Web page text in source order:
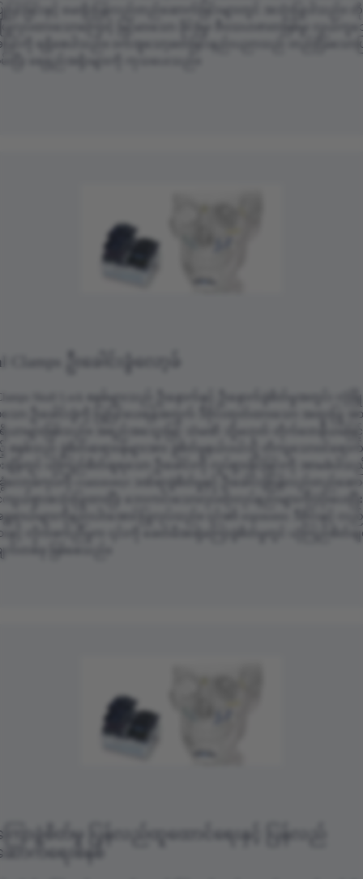
ပြုပြင်ခြင်းနှင့် မေးရိုးပြန်လည်တည်ဆောက်ခြင်းများတွင် အသုံးပြုပါသည်
ြုလုပ်ထားသောကြောင့် မြင့်မားသော ခိုင်ခံ့မှု၊ ဇီဝသဟဇာတဖြစ်မှု၊ လွယ်ကူ
င်ကို ရရှိစေပါသည်။ ဝက်အူသော့ခတ်ခြင်းနည်းပညာသည် တည်ငြိမ်သောပ
းပြီး ရေရှည်အရိုးများကို ကုသပေးသည်။
Clamps ဦးခေါင်းခွံလော့ခ်
ော ဦးခေါင်းခွံကို ပြုပြင်ပေးရန်အတွက် ဒီဇိုင်းထုတ်ထားသော အထူးပြု အ
ာများဖြစ်သည်။ အရည်အသွေးမြင့် သံမဏိ သို့မဟုတ် တိုက်တေနီယမ်ဖြင့်
စနစ်သည် ခွဲစိတ်ဆရာဝန်များအား ခွဲစိတ်မှုနယ်ပယ်သို့ တိကျသောဝင်ရော
းချိန်တွင် ယုံကြည်စိတ်ချရသော ဦးခေါင်းကို လှုပ်ရှားနိုင်ခြင်းကို အာမခံပါသ
းခွံလော့ခ်ကုပ်ကို craniotomy၊ ဒဏ်ရာခွဲစိတ်မှုနှင့် ဦးခေါင်းခွံပြန်လည်တည်ဆေ
ယ်စွာအသုံးပြုထားပြီး ဘေးကင်းသောလုပ်ထုံးလုပ်နည်းများကိုပံ့ပိုးပေးပြီ
တရာယ်များကိုနည်းပါးအောင်ပြုလုပ်သည်။ ၎င်း၏ ergonomic ဒီဇိုင်းနှင့်
ားနှင့် လိုက်ဖက်ညီမှုက ၎င်းကို ခေတ်မီအာရုံကြောခွဲစိတ်မှုတွင် ယုံကြည်စိတ်ခ
ျက်တစ်ခု ဖြစ်စေသည်။
ောခွဲစိတ်မှု ပြန်လည်ထူထောင်ရေးနှင့် ပြန်လည်
ာက်ရေးစနစ်